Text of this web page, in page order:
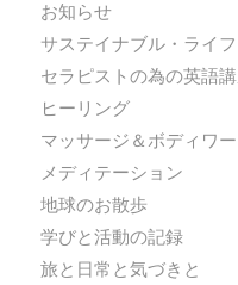
お知らせ
サステイナブル・ライ
セラピストの為の英語
ヒーリング
マッサージ＆ボディワー
メディテーション
地球のお散歩
学びと活動の記録
旅と日常と気づきと